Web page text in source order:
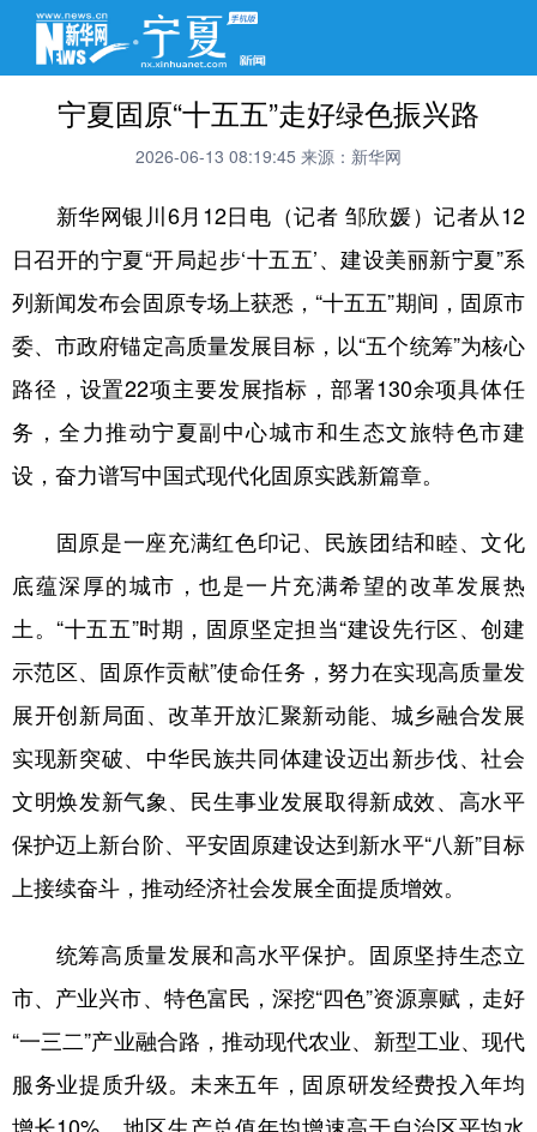
宁夏固原“十五五”走好绿色振兴路
2026-06-13 08:19:45 来源：新华网
新华网银川6月12日电（记者 邹欣媛）记者从12
日召开的宁夏“开局起步‘十五五’、建设美丽新宁夏”系
列新闻发布会固原专场上获悉，“十五五”期间，固原市
委、市政府锚定高质量发展目标，以“五个统筹”为核心
路径，设置22项主要发展指标，部署130余项具体任
务，全力推动宁夏副中心城市和生态文旅特色市建
设，奋力谱写中国式现代化固原实践新篇章。
固原是一座充满红色印记、民族团结和睦、文化
底蕴深厚的城市，也是一片充满希望的改革发展热
土。“十五五”时期，固原坚定担当“建设先行区、创建
示范区、固原作贡献”使命任务，努力在实现高质量发
展开创新局面、改革开放汇聚新动能、城乡融合发展
实现新突破、中华民族共同体建设迈出新步伐、社会
文明焕发新气象、民生事业发展取得新成效、高水平
保护迈上新台阶、平安固原建设达到新水平“八新”目标
上接续奋斗，推动经济社会发展全面提质增效。
统筹高质量发展和高水平保护。固原坚持生态立
市、产业兴市、特色富民，深挖“四色”资源禀赋，走好
“一三二”产业融合路，推动现代农业、新型工业、现代
服务业提质升级。未来五年，固原研发经费投入年均